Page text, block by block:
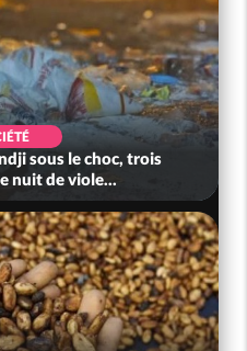
sous le choc, trois
nuit de viole...